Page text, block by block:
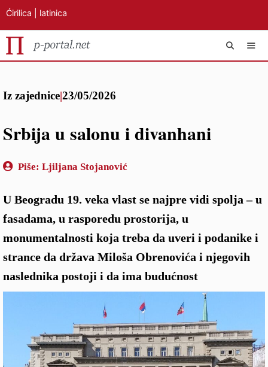
sadržaj
Ćirilica latinica
Iz zajednice|23/05/2026
Srbija u salonu i divanhani
Piše: Ljiljana Stojanović
U Beogradu 19. veka vlast se najpre vidi spolja – u
fasadama, u rasporedu prostorija, u
monumentalnosti koja treba da uveri i podanike i
strance da država Miloša Obrenovića i njegovih
naslednika postoji i da ima budućnost